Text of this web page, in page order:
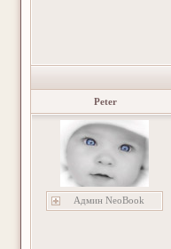
Peter
Админ NeoBook